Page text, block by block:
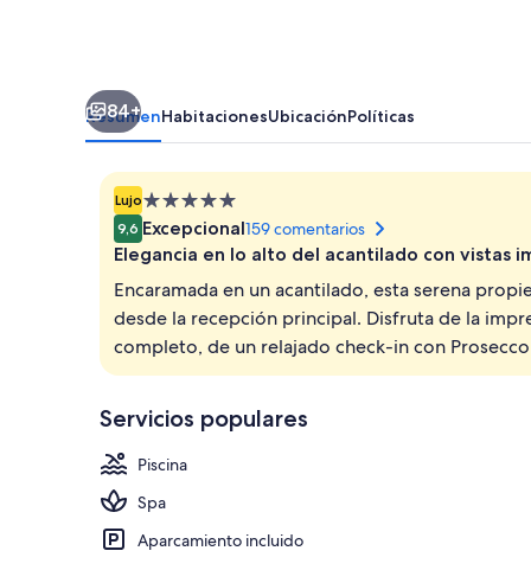
Suite junior,
84+
ResumenHabitacionesUbicaciónPolíticas
LujoAlojamiento
de
5.0 estrellas
9,6 Excepcional159 comentarios
Elegancia en lo alto del acantilado con vistas
Encaramada en un acantilado, esta serena
desde la recepción principal. Disfruta de la
completo, de un relajado check-in con
Servicios populares
Piscina
Spa
Aparcamiento incluido